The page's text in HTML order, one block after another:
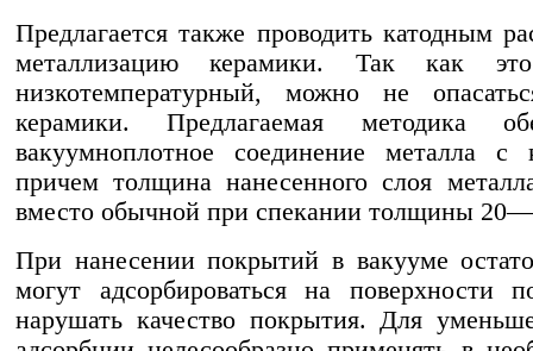
Предлагается также проводить катодным
металлизацию керамики. Так как
низкотемпературный, можно не
керамики. Предлагаемая методика
вакуумноплотное соединение металла с
причем толщина нанесенного слоя
вместо обычной при спекании толщины
При нанесении покрытий в вакууме
могут адсорбироваться на поверхности
нарушать качество покрытия. Для